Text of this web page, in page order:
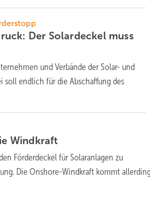
Der Solardeckel muss
und Verbände der Solar- und
soll endlich für die Abschaffung des
Windkraft
Förderdeckel für Solaranlagen zu
Die Onshore-Windkraft kommt